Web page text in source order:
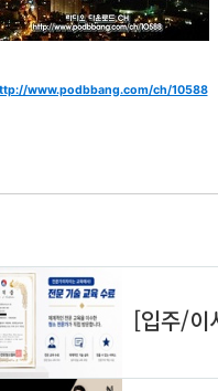
www.podbbang.com/ch/10588